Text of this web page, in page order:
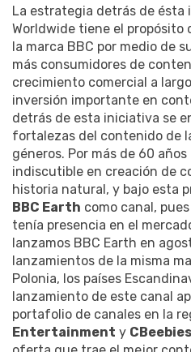
La estrategia detrás de ésta
Worldwide tiene el propósito
la marca BBC por medio de
más consumidores de
crecimiento comercial a
inversión importante en
detrás de esta iniciativa se
fortalezas del contenido de
géneros. Por más de 60
indiscutible en creación de
historia natural, y bajo esta
BBC Earth como canal,
tenía presencia en el
lanzamos BBC Earth en
lanzamientos de la misma
Polonia, los países
lanzamiento de este canal
portafolio de canales en la
Entertainment y CBeebies